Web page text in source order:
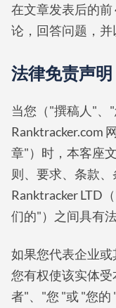
在文章发表后的
论，回答问题，并
法律免责声明
当您（"撰稿人"、
Ranktracker.com
章"）时，本客座
则、要求、条款
Ranktracker LTD
们的"）之间具有
如果您代表企业
您有权使该实体
者"、"您 "或 "您